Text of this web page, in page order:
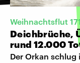
Weihnachtsflut
Deichbrüche,
rund 12.000
Der Orkan schlug